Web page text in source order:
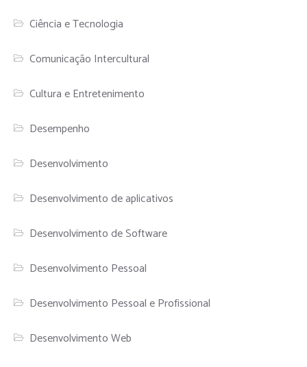
Ciência e Tecnologia
Comunicação Intercultural
Cultura e Entretenimento
Desempenho
Desenvolvimento
Desenvolvimento de aplicativos
Desenvolvimento de Software
Desenvolvimento Pessoal
Desenvolvimento Pessoal e Profissional
Desenvolvimento Web